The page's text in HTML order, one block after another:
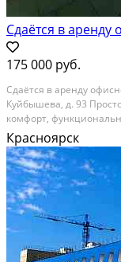
Сдаётся в
175 000 руб.
Сдаётся в аренду
Куйбышева, д. 93
комфорт,
дополнительных
open-space • 3
В аренду; Площадь: 233
Собственник; Залог: Без
Красноярск